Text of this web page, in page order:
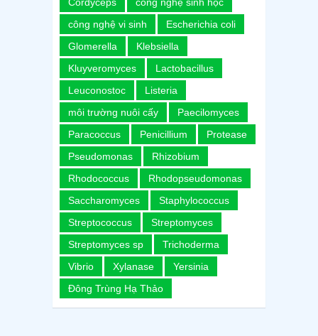
công nghệ vi sinh
Escherichia coli
Glomerella
Klebsiella
Kluyveromyces
Lactobacillus
Leuconostoc
Listeria
môi trường nuôi cấy
Paecilomyces
Paracoccus
Penicillium
Protease
Pseudomonas
Rhizobium
Rhodococcus
Rhodopseudomonas
Saccharomyces
Staphylococcus
Streptococcus
Streptomyces
Streptomyces sp
Trichoderma
Vibrio
Xylanase
Yersinia
Đông Trùng Hạ Thảo